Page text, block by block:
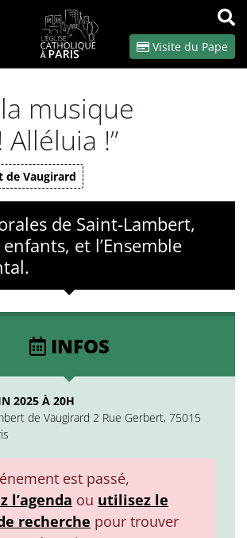
OK
Visite du Pape
musique
Alléluia !”
de Vaugirard
de Saint-Lambert,
et l’Ensemble
INFOS
2025 À 20H
de Vaugirard 2 Rue Gerbert, 75015
est passé,
l’agenda ou utilisez le
recherche pour trouver
des cookies